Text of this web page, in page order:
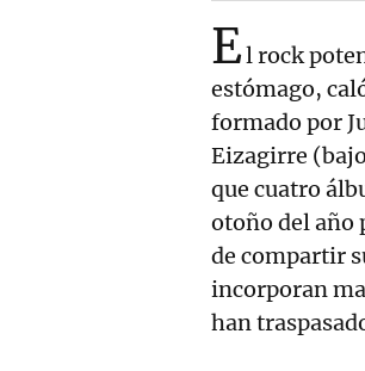
El rock
estómago,
formado por
Eizagirre
que cuatro
otoño del año
de compartir
incorporan
han